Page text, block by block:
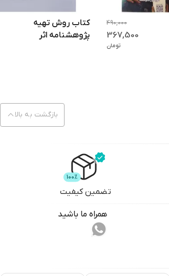
490,000
367,500
تومان
کتاب روش تهیه
پژوهشنامه اثر
بازگشت به بالا
تضمین کیفیت
همراه ما باشید